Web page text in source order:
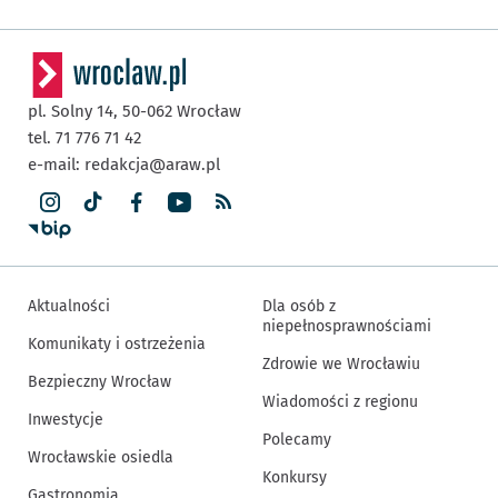
pl. Solny 14, 50-062 Wrocław
tel. 71 776 71 42
e-mail: redakcja@araw.pl
Aktualności
Komunikaty i ostrzeżenia
Bezpieczny Wrocław
Inwestycje
Wrocławskie osiedla
Dla osób z
niepełnosprawnościami
Zdrowie we Wrocławiu
Wiadomości z regionu
Polecamy
Konkursy